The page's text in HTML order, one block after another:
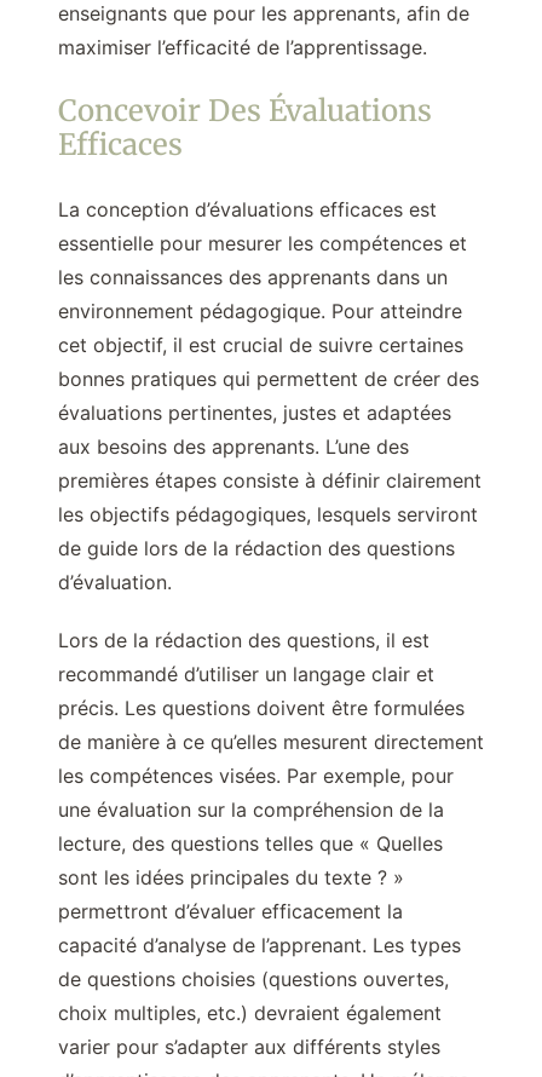
enseignants que pour les apprenants, afin de
maximiser l’efficacité de l’apprentissage.
Concevoir Des Évaluations
Efficaces
La conception d’évaluations efficaces est
essentielle pour mesurer les compétences et
les connaissances des apprenants dans un
environnement pédagogique. Pour atteindre
cet objectif, il est crucial de suivre certaines
bonnes pratiques qui permettent de créer des
évaluations pertinentes, justes et adaptées
aux besoins des apprenants. L’une des
premières étapes consiste à définir clairement
les objectifs pédagogiques, lesquels serviront
de guide lors de la rédaction des questions
d’évaluation.
Lors de la rédaction des questions, il est
recommandé d’utiliser un langage clair et
précis. Les questions doivent être formulées
de manière à ce qu’elles mesurent directement
les compétences visées. Par exemple, pour
une évaluation sur la compréhension de la
lecture, des questions telles que « Quelles
sont les idées principales du texte ? »
permettront d’évaluer efficacement la
capacité d’analyse de l’apprenant. Les types
de questions choisies (questions ouvertes,
choix multiples, etc.) devraient également
varier pour s’adapter aux différents styles